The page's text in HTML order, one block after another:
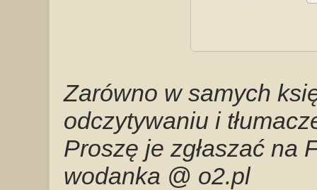
Zarówno w samych
odczytywaniu i
Proszę je zgłaszać na
wodanka @ o2.pl